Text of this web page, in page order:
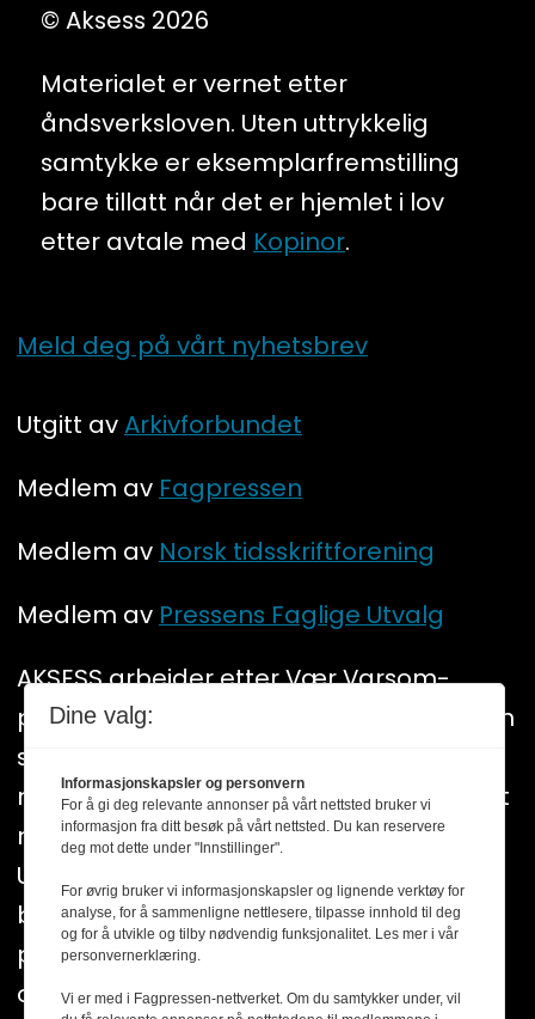
© Aksess 2026
Materialet er vernet etter
åndsverksloven. Uten uttrykkelig
samtykke er eksemplarfremstilling
bare tillatt når det er hjemlet i lov
etter avtale med Kopinor.
Meld deg på vårt nyhetsbrev
Utgitt avArkivforbundet
Medlem av Fagpressen
Medlem av Norsk tidsskriftforening
Medlem av Pressens Faglige Utvalg
AKSESS arbeider etter Vær Varsom-
plakatens regler for god presseskikk. Den
som mener seg rammet av urettmessig
medieomtale, oppfordres til å ta kontakt
med redaksjonen. Pressens Faglige
Utvalg (PFU) er et klageorgan som
behandler klager mot mediene i
presseetiske spørsmål. For informasjon
om klageadgang, se:www.presse.no
Dine valg:
Informasjonskapsler og personvern
For å gi deg relevante annonser på vårt nettsted bruker vi
informasjon fra ditt besøk på vårt nettsted. Du kan reservere
deg mot dette under "Innstillinger".
For øvrig bruker vi informasjonskapsler og lignende verktøy for
analyse, for å sammenligne nettlesere, tilpasse innhold til deg
og for å utvikle og tilby nødvendig funksjonalitet. Les mer i vår
personvernerklæring.
Vi er med i Fagpressen-nettverket. Om du samtykker under, vil